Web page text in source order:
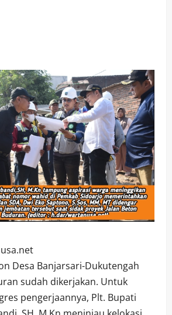
Desa Banjarsari-Dukutengah
sudah dikerjakan. Untuk
pengerjaannya, Plt. Bupati